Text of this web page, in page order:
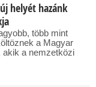
helyét hazánk
több mint
a Magyar
akik a nemzetközi